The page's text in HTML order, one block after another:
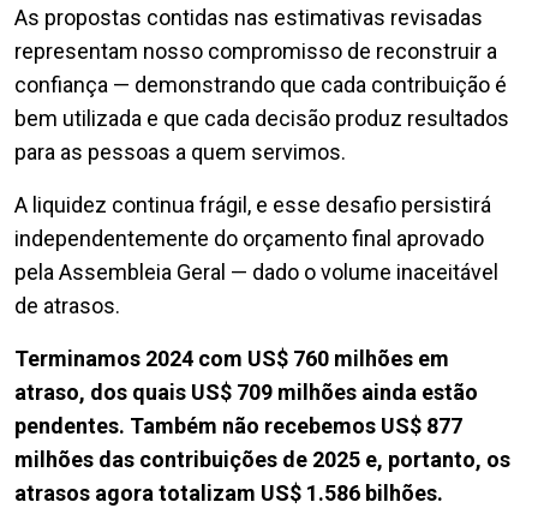
As propostas contidas nas estimativas revisadas
representam nosso compromisso de reconstruir a
confiança — demonstrando que cada contribuição é
bem utilizada e que cada decisão produz resultados
para as pessoas a quem servimos.
A liquidez continua frágil, e esse desafio persistirá
independentemente do orçamento final aprovado
pela Assembleia Geral — dado o volume inaceitável
de atrasos.
Terminamos 2024 com US$ 760 milhões em
atraso, dos quais US$ 709 milhões ainda estão
pendentes. Também não recebemos US$ 877
milhões das contribuições de 2025 e, portanto, os
atrasos agora totalizam US$ 1.586 bilhões.